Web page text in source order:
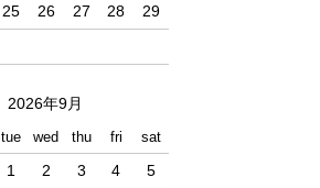
25 26 27 28
29
2026年9月
tue wed thu fri sat
1 2 3 4
5